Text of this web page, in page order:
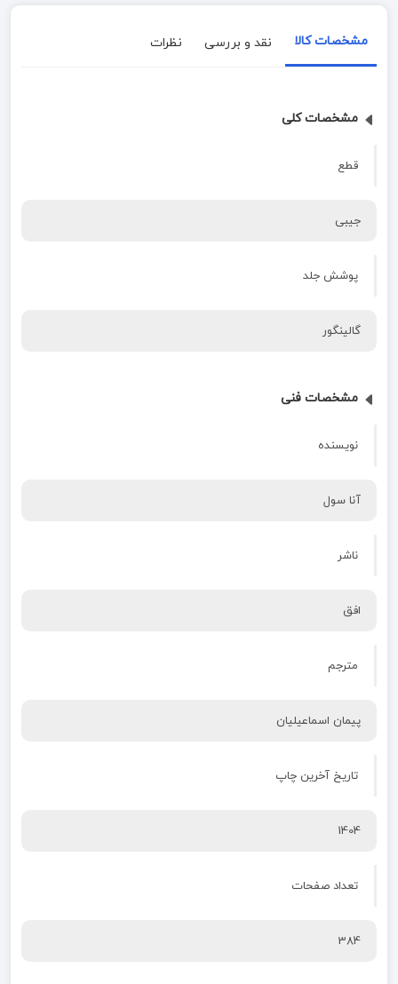
مشخصات کالا نقد و بررسی نظرات
مشخصات کلی
قطع
جیبی
پوشش جلد
گالینگور
مشخصات فنی
نویسنده
آنا سول
ناشر
افق
مترجم
پیمان اسماعیلیان
تاریخ آخرین چاپ
1404
تعداد صفحات
384